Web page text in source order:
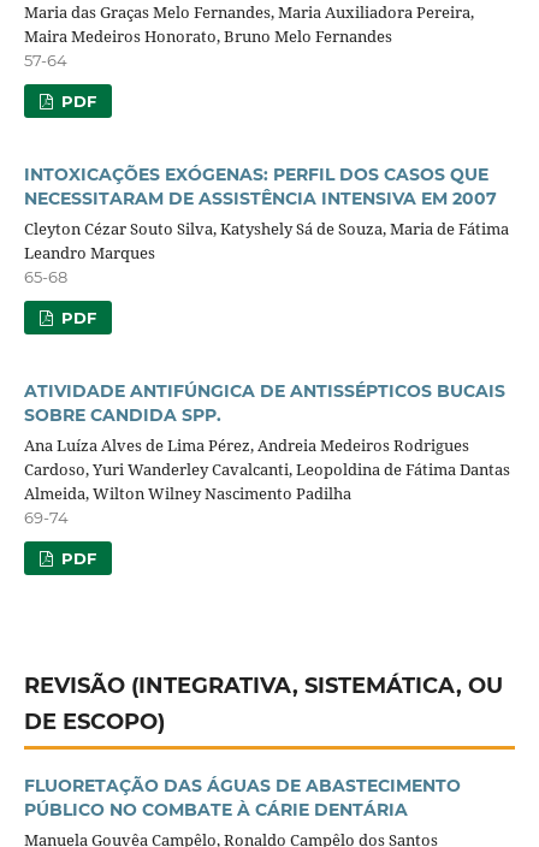
Maria das Graças Melo Fernandes, Maria Auxiliadora Pereira,
Maira Medeiros Honorato, Bruno Melo Fernandes
57-64
PDF
INTOXICAÇÕES EXÓGENAS: PERFIL DOS CASOS QUE
NECESSITARAM DE ASSISTÊNCIA INTENSIVA EM 2007
Cleyton Cézar Souto Silva, Katyshely Sá de Souza, Maria de Fátima
Leandro Marques
65-68
PDF
ATIVIDADE ANTIFÚNGICA DE ANTISSÉPTICOS BUCAIS
SOBRE CANDIDA SPP.
Ana Luíza Alves de Lima Pérez, Andreia Medeiros Rodrigues
Cardoso, Yuri Wanderley Cavalcanti, Leopoldina de Fátima Dantas
Almeida, Wilton Wilney Nascimento Padilha
69-74
PDF
REVISÃO (INTEGRATIVA, SISTEMÁTICA, OU
DE ESCOPO)
FLUORETAÇÃO DAS ÁGUAS DE ABASTECIMENTO
PÚBLICO NO COMBATE À CÁRIE DENTÁRIA
Manuela Gouvêa Campêlo, Ronaldo Campêlo dos Santos